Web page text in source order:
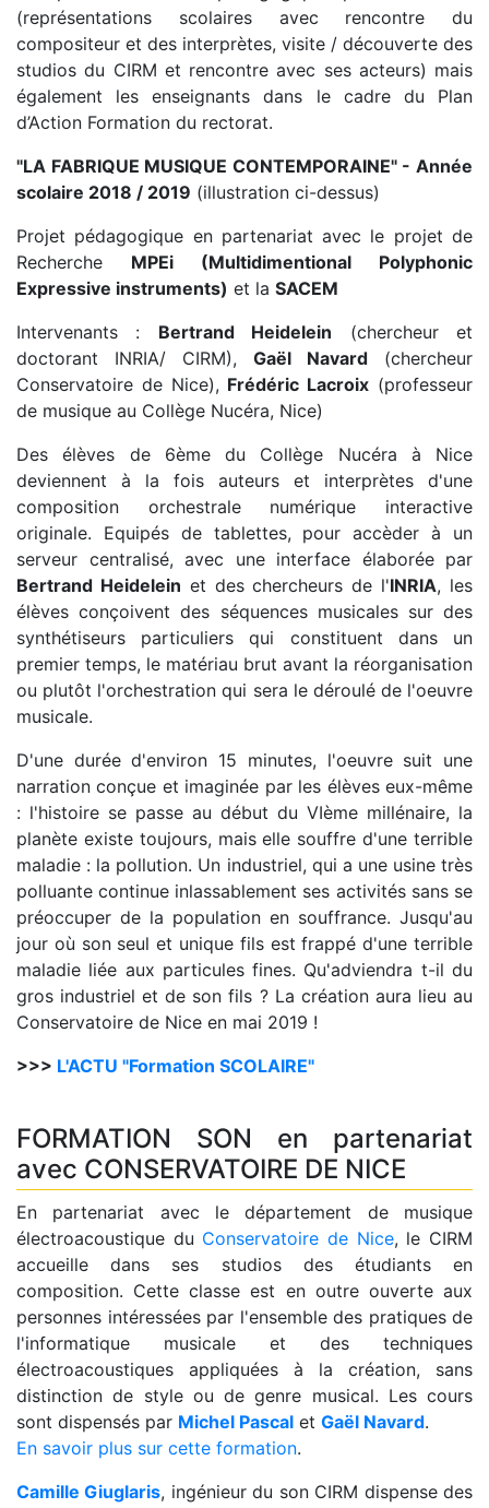
(représentations scolaires avec rencontre du
compositeur et des interprètes, visite / découverte des
studios du CIRM et rencontre avec ses acteurs) mais
également les enseignants dans le cadre du Plan
d’Action Formation du rectorat.
"LA FABRIQUE MUSIQUE CONTEMPORAINE" - Année
scolaire 2018 / 2019 (illustration ci-dessus)
Projet pédagogique en partenariat avec le projet de
Recherche MPEi (Multidimentional Polyphonic
Expressive instruments) et la SACEM
Intervenants : Bertrand Heidelein (chercheur et
doctorant INRIA/ CIRM), Gaël Navard (chercheur
Conservatoire de Nice), Frédéric Lacroix (professeur
de musique au Collège Nucéra, Nice)
Des élèves de 6ème du Collège Nucéra à Nice
deviennent à la fois auteurs et interprètes d'une
composition orchestrale numérique interactive
originale. Equipés de tablettes, pour accèder à un
serveur centralisé, avec une interface élaborée par
Bertrand Heidelein et des chercheurs de l'INRIA, les
élèves conçoivent des séquences musicales sur des
synthétiseurs particuliers qui constituent dans un
premier temps, le matériau brut avant la réorganisation
ou plutôt l'orchestration qui sera le déroulé de l'oeuvre
musicale.
D'une durée d'environ 15 minutes, l'oeuvre suit une
narration conçue et imaginée par les élèves eux-même
: l'histoire se passe au début du VIème millénaire, la
planète existe toujours, mais elle souffre d'une terrible
maladie : la pollution. Un industriel, qui a une usine très
polluante continue inlassablement ses activités sans se
préoccuper de la population en souffrance. Jusqu'au
jour où son seul et unique fils est frappé d'une terrible
maladie liée aux particules fines. Qu'adviendra t-il du
gros industriel et de son fils ? La création aura lieu au
Conservatoire de Nice en mai 2019 !
>>> L'ACTU "Formation SCOLAIRE"
FORMATION SON en partenariat
avec CONSERVATOIRE DE NICE
En partenariat avec le département de musique
électroacoustique du Conservatoire de Nice, le CIRM
accueille dans ses studios des étudiants en
composition. Cette classe est en outre ouverte aux
personnes intéressées par l'ensemble des pratiques de
l'informatique musicale et des techniques
électroacoustiques appliquées à la création, sans
distinction de style ou de genre musical. Les cours
sont dispensés par Michel Pascal et Gaël Navard.
En savoir plus sur cette formation.
Camille Giuglaris, ingénieur du son CIRM dispense des